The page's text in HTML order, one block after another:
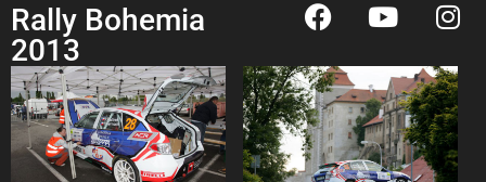
Rally Bohemia
2013